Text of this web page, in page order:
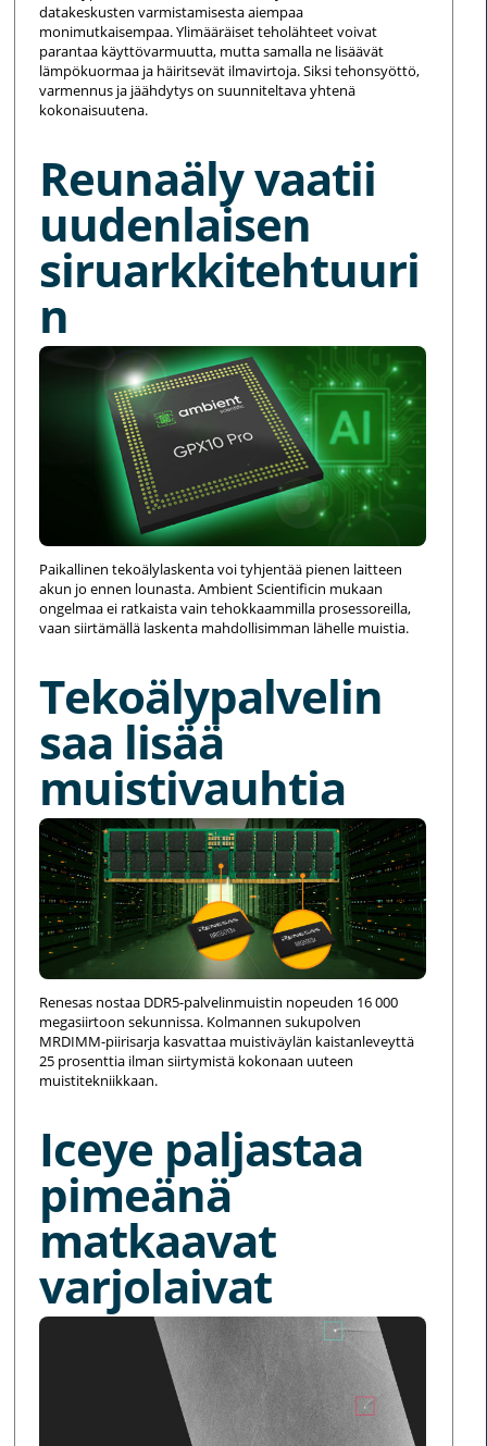
datakeskusten varmistamisesta aiempaa
monimutkaisempaa. Ylimääräiset teholähteet voivat
parantaa käyttövarmuutta, mutta samalla ne lisäävät
lämpökuormaa ja häiritsevät ilmavirtoja. Siksi tehonsyöttö,
varmennus ja jäähdytys on suunniteltava yhtenä
kokonaisuutena.
Reunaäly vaatii
uudenlaisen
siruarkkitehtuuri
n
Paikallinen tekoälylaskenta voi tyhjentää pienen laitteen
akun jo ennen lounasta. Ambient Scientificin mukaan
ongelmaa ei ratkaista vain tehokkaammilla prosessoreilla,
vaan siirtämällä laskenta mahdollisimman lähelle muistia.
Tekoälypalvelin
saa lisää
muistivauhtia
Renesas nostaa DDR5-palvelinmuistin nopeuden 16 000
megasiirtoon sekunnissa. Kolmannen sukupolven
MRDIMM-piirisarja kasvattaa muistiväylän kaistanleveyttä
25 prosenttia ilman siirtymistä kokonaan uuteen
muistitekniikkaan.
Iceye paljastaa
pimeänä
matkaavat
varjolaivat